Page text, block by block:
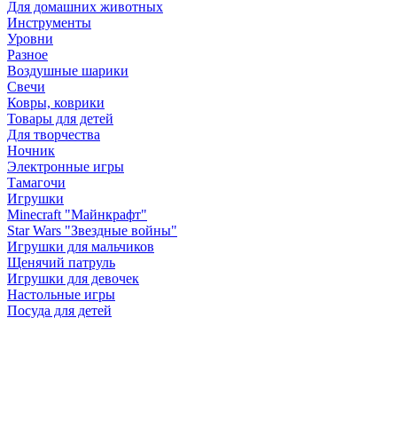
Для домашних животных
Инструменты
Уровни
Разное
Воздушные шарики
Свечи
Ковры, коврики
Товары для детей
Для творчества
Ночник
Электронные игры
Тамагочи
Игрушки
Minecraft "Майнкрафт"
Star Wars "Звездные войны"
Игрушки для мальчиков
Щенячий патруль
Игрушки для девочек
Настольные игры
Посуда для детей